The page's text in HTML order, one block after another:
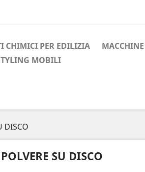
CHIMICI PER EDILIZIA
MOBILI
DISCO
SU DISCO